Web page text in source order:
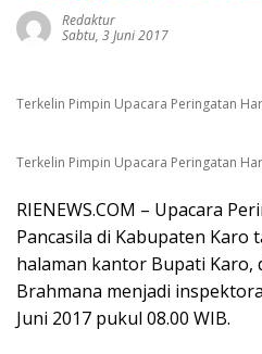
Redaktur
Sabtu, 3 Juni 2017
Terkelin Pimpin Upacara Peringatan
Terkelin Pimpin Upacara Peringatan
RIENEWS.COM – Upacara
Pancasila di Kabupaten Karo
halaman kantor Bupati Karo,
Brahmana menjadi
Juni 2017 pukul 08.00 WIB.